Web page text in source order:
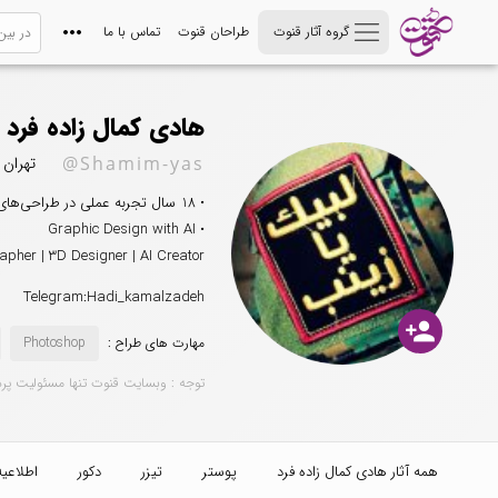
گروه آثار قنوت طراحان قنوت تماس با ما
person_add
هادی کمال زاده فرد
@Shamim-yas تهران
• 18 سال تجربه عملی در طراحی‌های مذهبی، هویت بصری و پروژه‌های تبلیغاتی
• Graphic Design with AI
| 3D Designer | AI Creator
Telegram:Hadi_kamalzadeh
مهارت های طراح : Photoshop
توجه : وبسایت قنوت تنها مسئولیت
همه آثار هادی کمال زاده فرد پوستر تیزر دکور